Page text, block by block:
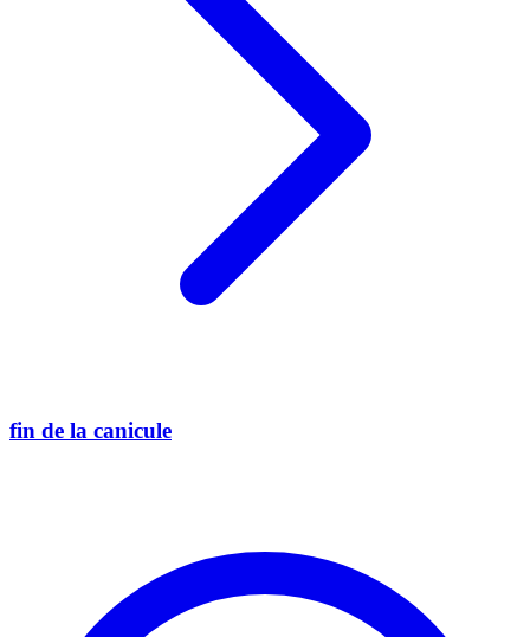
fin de la canicule